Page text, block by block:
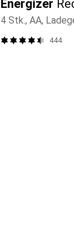
Energizer
4 Stk., AA,
444